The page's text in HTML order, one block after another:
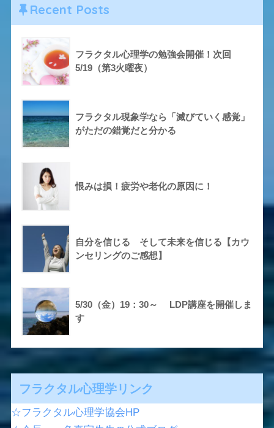
Recent Posts
フラクタル心理学の勉強会開催！次回
5/19（第3火曜夜）
フラクタル現象学なら「滅びていく感覚」
がただの錯覚だと分かる
恨みは損！疲労や老化の原因に！
自分を信じる そして未来を信じる【カウ
ンセリングのご感想】
5/30（金）19：30～ LDP講座を開催しま
す
フラクタル心理学リンク
☆フラクタル心理学協会HP